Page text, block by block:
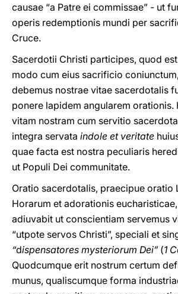
causae “a Patre ei commissae” - ut
operis redemptionis mundi per
Cruce.
Sacerdotii Christi participes, quod
modo cum eius sacrificio
debemus nostrae vitae sacerdotalis
ponere lapidem angularem orationis.
vitam nostram cum servitio
integra servata indole et veritate
quae facta est nostra peculiaris
ut Populi Dei communitate.
Oratio sacerdotalis, praecipue oratio
Horarum et adorationis
adiuvabit ut conscientiam servemus
“utpote servos Christi”, speciali et
“dispensatores mysteriorum Dei” (1
Quodcumque erit nostrum certum
munus, qualiscumque forma